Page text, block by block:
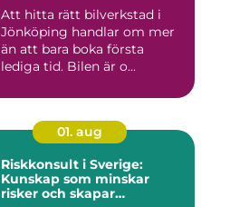
Att hitta rätt bilverkstad i
Jönköping handlar om mer
än att bara boka första
lediga tid. Bilen är o...
01. aug
Riskkonsult i Sverige:
Kunskap som minskar
risker och skapar